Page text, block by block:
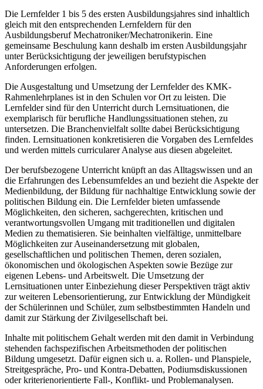
Die Lernfelder 1 bis 5 des ersten Ausbildungsjahres sind inhaltlich
gleich mit den entsprechenden Lernfeldern für den
Ausbildungsberuf Mechatroniker/Mechatronikerin. Eine
gemeinsame Beschulung kann deshalb im ersten Ausbildungsjahr
unter Berücksichtigung der jeweiligen berufstypischen
Anforderungen erfolgen.
Die Ausgestaltung und Umsetzung der Lernfelder des KMK-
Rahmenlehrplanes ist in den Schulen vor Ort zu leisten. Die
Lernfelder sind für den Unterricht durch Lernsituationen, die
exemplarisch für berufliche Handlungssituationen stehen, zu
untersetzen. Die Branchenvielfalt sollte dabei Berücksichtigung
finden. Lernsituationen konkretisieren die Vorgaben des Lernfeldes
und werden mittels curricularer Analyse aus diesen abgeleitet.
Der berufsbezogene Unterricht knüpft an das Alltagswissen und an
die Erfahrungen des Lebensumfeldes an und bezieht die Aspekte der
Medienbildung, der Bildung für nachhaltige Entwicklung sowie der
politischen Bildung ein. Die Lernfelder bieten umfassende
Möglichkeiten, den sicheren, sachgerechten, kritischen und
verantwortungsvollen Umgang mit traditionellen und digitalen
Medien zu thematisieren. Sie beinhalten vielfältige, unmittelbare
Möglichkeiten zur Auseinandersetzung mit globalen,
gesellschaftlichen und politischen Themen, deren sozialen,
ökonomischen und ökologischen Aspekten sowie Bezüge zur
eigenen Lebens- und Arbeitswelt. Die Umsetzung der
Lernsituationen unter Einbeziehung dieser Perspektiven trägt aktiv
zur weiteren Lebensorientierung, zur Entwicklung der Mündigkeit
der Schülerinnen und Schüler, zum selbstbestimmten Handeln und
damit zur Stärkung der Zivilgesellschaft bei.
Inhalte mit politischem Gehalt werden mit den damit in Verbindung
stehenden fachspezifischen Arbeitsmethoden der politischen
Bildung umgesetzt. Dafür eignen sich u. a. Rollen- und Planspiele,
Streitgespräche, Pro- und Kontra-Debatten, Podiumsdiskussionen
oder kriterienorientierte Fall-, Konflikt- und Problemanalysen.